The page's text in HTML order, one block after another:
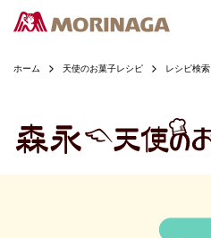
ホーム 天使のお菓子レシピ レシピ検索